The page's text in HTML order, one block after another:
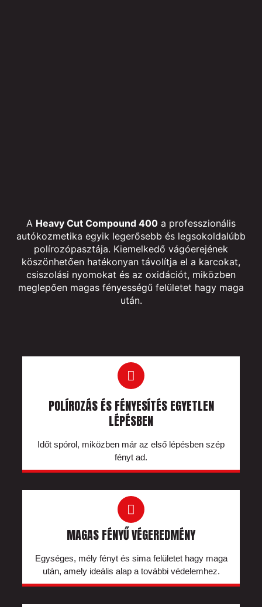
A Heavy Cut Compound 400 a professzionális
autókozmetika egyik legerősebb és legsokoldalúbb
polírozópasztája. Kiemelkedő vágóerejének
köszönhetően hatékonyan távolítja el a karcokat,
csiszolási nyomokat és az oxidációt, miközben
meglepően magas fényességű felületet hagy maga
után.
POLÍROZÁS ÉS FÉNYESÍTÉS EGYETLEN
LÉPÉSBEN
Időt spórol, miközben már az első lépésben szép
fényt ad.
MAGAS FÉNYŰ VÉGEREDMÉNY
Egységes, mély fényt és sima felületet hagy maga
után, amely ideális alap a további védelemhez.